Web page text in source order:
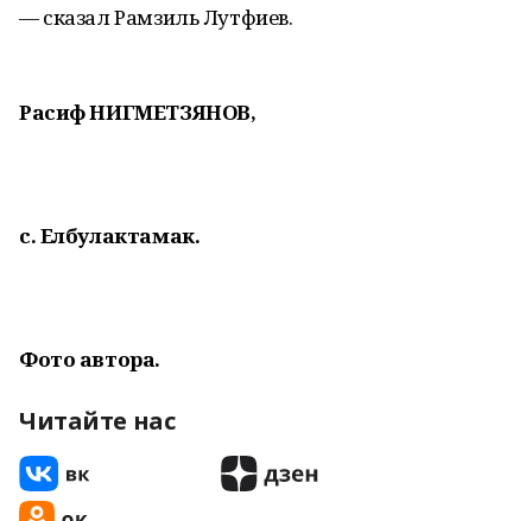
— сказал Рамзиль Лутфиев.
Расиф НИГМЕТЗЯНОВ,
с. Елбулактамак.
Фото автора.
Читайте нас